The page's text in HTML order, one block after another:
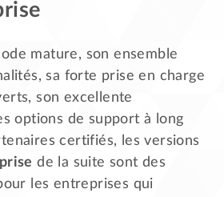
mature, son ensemble
sa forte prise en charge
son excellente
options de support à long
certifiés, les versions
de la suite sont des
les entreprises qui